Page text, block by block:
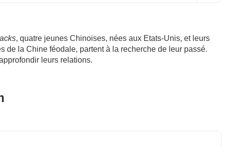
, quatre jeunes Chinoises, nées aux Etats-Unis, et leurs
de la Chine féodale, partent à la recherche de leur passé.
leurs relations.